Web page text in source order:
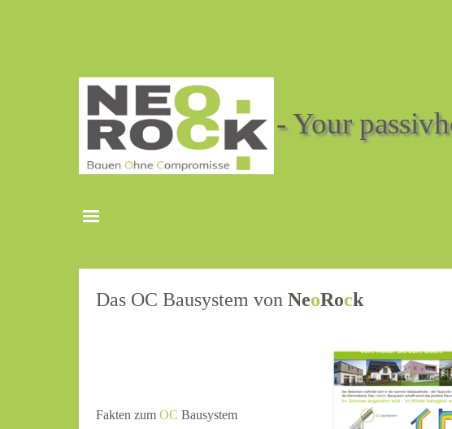
NeoRock - Your
Menü überspringen
Das OC Bausystem vonNeoRock
Fakten zumOC Bausystem